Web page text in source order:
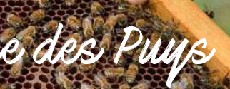
des Puys